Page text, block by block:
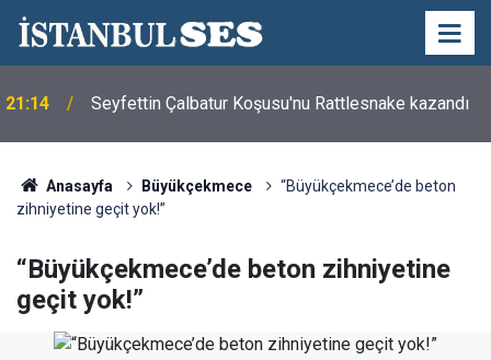
21:14 Seyfettin Çalbatur Koşusu'nu Rattlesnake kazandı
Anasayfa Büyükçekmece
“Büyükçekmece’de beton
zihniyetine geçit yok!”
“Büyükçekmece’de beton zihniyetine
geçit yok!”